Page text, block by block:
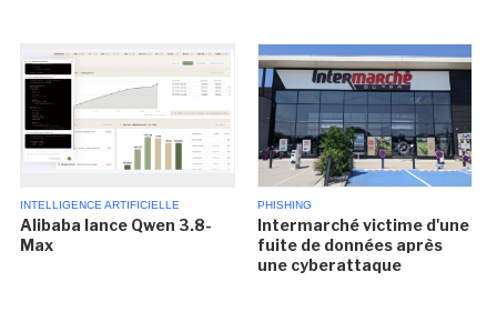
INTELLIGENCE ARTIFICIELLE
Alibaba lance Qwen 3.8-
Max
PHISHING
Intermarché victime d'une
fuite de données après
une cyberattaque